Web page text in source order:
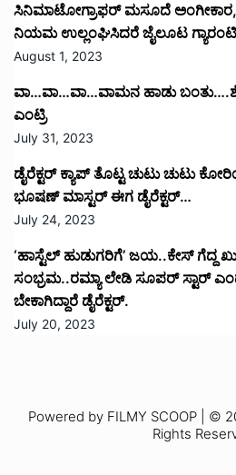
ಸಿನಿಮಾಟೋಗ್ರಾಫರ್ ಮಸೂದೆ ಅಂಗೀಕಾರ,
ನಿಯಮ ಉಲ್ಲಂಘಿಸಿದರೆ ಜೈಲೂಟ
August 1, 2023
ವಾ…ವಾ…ವಾ…ವಾಮನ ಹಾಡು
ಎಂಟ್ರಿ
July 31, 2023
ಡೈರೆಕ್ಟರ್ ಕ್ಯಾಪ್ ತೊಟ್ಟ ಚುಟು ಚುಟು
ಭೂಷಣ್ ಮಾಸ್ಟರ್ ಈಗ ಡೈರೆಕ್ಟರ್…
July 24, 2023
‘ಹಾಸ್ಟೆಲ್ ಹುಡುಗರಿಗೆ’ ಜಯ..ಕೇಸ್ ಗೆದ್ದ
ಸಂಭ್ರಮ..ರಮ್ಯಾ ಲೇಡಿ ಸೂಪರ್ ಸ್ಟಾರ್
ಬೇಕಾಗಿದ್ದಾರೆ ಡೈರೆಕ್ಟರ್.
July 20, 2023
Powered by FILMY SCOOP | ©
Rights